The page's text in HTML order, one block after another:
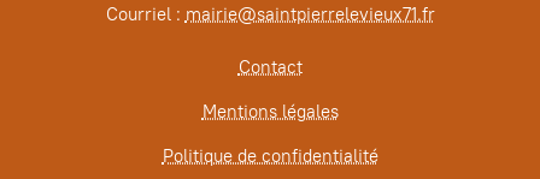
Courriel : mairie@saintpierrelevieux71.fr
Contact
Mentions légales
Politique de confidentialité